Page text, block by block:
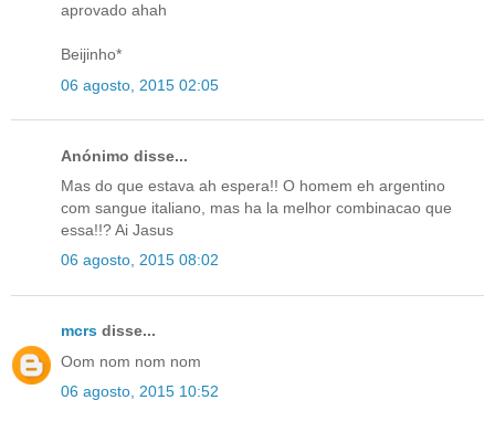
aprovado ahah
Beijinho*
06 agosto, 2015 02:05
Anónimo disse...
Mas do que estava ah espera!! O homem eh argentino
com sangue italiano, mas ha la melhor combinacao que
essa!!? Ai Jasus
06 agosto, 2015 08:02
mcrs disse...
Oom nom nom nom
06 agosto, 2015 10:52